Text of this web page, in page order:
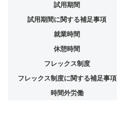
試用期間
試用期間に関する補足事項
就業時間
休憩時間
フレックス制度
フレックス制度に関する補足事項
時間外労働